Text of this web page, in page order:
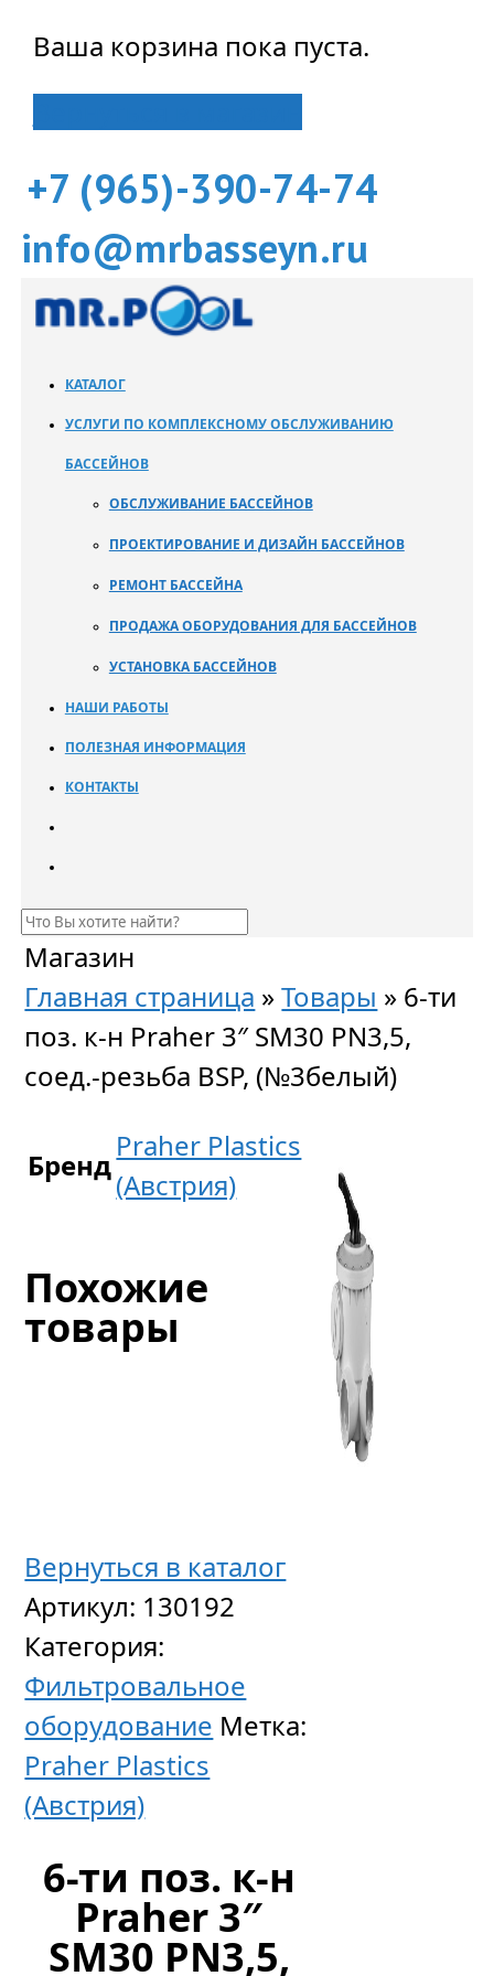
Ваша корзина пока пуста.
+7 (965)-390-74-74
info@mrbasseyn.ru
КАТАЛОГ
УСЛУГИ ПО КОМПЛЕКСНОМУ ОБСЛУЖИВАНИЮ
БАССЕЙНОВ
ОБСЛУЖИВАНИЕ БАССЕЙНОВ
ПРОЕКТИРОВАНИЕ И ДИЗАЙН БАССЕЙНОВ
РЕМОНТ БАССЕЙНА
ПРОДАЖА ОБОРУДОВАНИЯ ДЛЯ БАССЕЙНОВ
УСТАНОВКА БАССЕЙНОВ
НАШИ РАБОТЫ
ПОЛЕЗНАЯ ИНФОРМАЦИЯ
КОНТАКТЫ
Магазин
Главная страница »Товары » 6-ти
поз. к-н Praher 3″ SM30 PN3,5,
соед.-резьба BSP, (№3белый)
Вернуться в каталог
Артикул: 130192
Категория:
Фильтровальное
оборудование Метка:
Praher Plastics
(Австрия)
6-ти поз. к-н
Praher 3″
SM30 PN3,5,
Бренд
Praher Plastics
(Австрия)
Похожие
товары